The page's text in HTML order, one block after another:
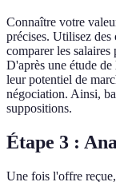
Connaître votre
précises. Utilisez des
comparer les
D'après une étude de
leur potentiel de
négociation. Ainsi,
suppositions.
Étape 3 :
Une fois l'offre